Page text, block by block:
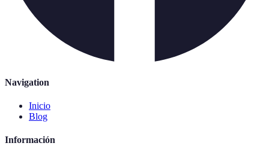
Navigation
Inicio
Blog
Información